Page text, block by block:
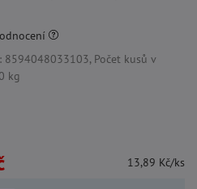
8594048033103, Počet kusů v
kg
13,89 Kč/ks